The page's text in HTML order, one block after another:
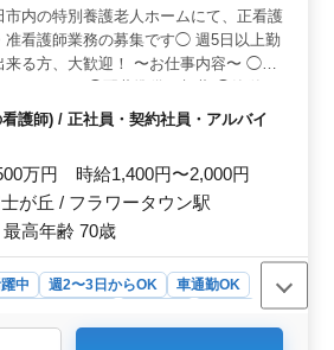
歳という安定感ある環境です。男女
で、18人の従業員がアットホームな
ます。
市内の特別養護老人ホームにて、正看護
准看護師業務の募集です◯ 週5日以上勤
来る方、大歓迎！ 〜お仕事内容〜 ◯バ
処置 ◯吸引、呼吸器ケア ◯レクリエー
険完備 ◎車通勤可能 若いスタッフが経
の力を必要としています！ シニア層積
に採用しております♪ ＼ご応募お待ちし
ります／
護師) / 正社員・契約社員・アルバイ
万円 時給1,400円〜2,000円
が丘 / フラワータウン駅
高年齢 70歳
中 週2〜3日からOK
車通勤OK
・パート